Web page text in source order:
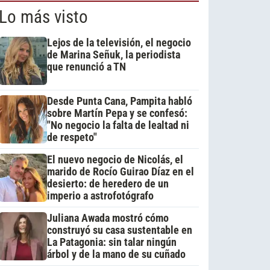
más visto
Lejos de la televisión, el negocio
de Marina Señuk, la periodista
que renunció a TN
Desde Punta Cana, Pampita habló
sobre Martín Pepa y se confesó:
"No negocio la falta de lealtad ni
de respeto"
El nuevo negocio de Nicolás, el
marido de Rocío Guirao Díaz en el
desierto: de heredero de un
imperio a astrofotógrafo
Juliana Awada mostró cómo
construyó su casa sustentable en
La Patagonia: sin talar ningún
árbol y de la mano de su cuñado